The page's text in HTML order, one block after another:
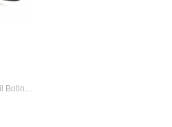
Tenis Masculino De Led Infantil Botinha ...